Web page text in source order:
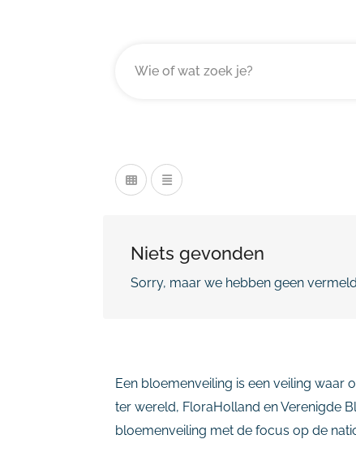
Niets gevonden
Sorry, maar we hebben geen
Een bloemenveiling is een veiling
ter wereld, FloraHolland en Verenigde
bloemenveiling met de focus op de